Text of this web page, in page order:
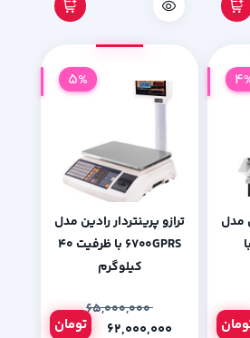
مدل
۸۸۰۰Pro WIFI با
ترازو پرینتردار رادین مدل
۶۷۰۰GPRS با ظرفیت ۴۰
کیلوگرم
۶۵,۰۰۰,۰۰۰
تومان
5%